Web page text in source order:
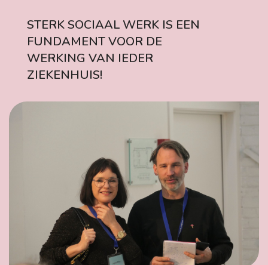
STERK SOCIAAL WERK IS EEN
FUNDAMENT VOOR DE
WERKING VAN IEDER
ZIEKENHUIS!